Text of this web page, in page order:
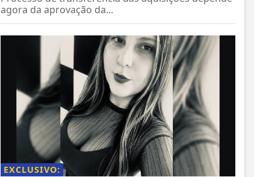
agora da aprovação da...
EXCLUSIVO: